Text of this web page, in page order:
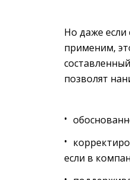
Но даже если
применим,
позволят
если в